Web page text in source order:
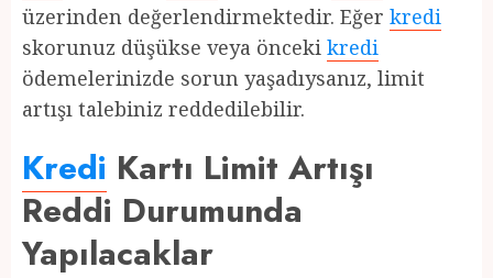
üzerinden değerlendirmektedir. Eğer kredi
skorunuz düşükse veya önceki kredi
ödemelerinizde sorun yaşadıysanız, limit
artışı talebiniz reddedilebilir.
Kredi Kartı Limit Artışı
Reddi Durumunda
Yapılacaklar